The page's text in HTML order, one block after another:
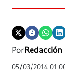
Por
05/03/2014